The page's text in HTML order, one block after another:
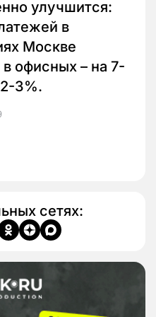
улучшится:
в
Москве
офисных – на 7-
2-3%.
сетях: